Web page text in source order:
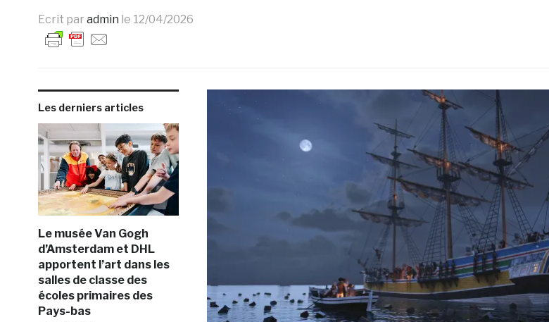
Ecrit par admin le 12/04/2026
Les derniers articles
Le musée Van Gogh
d’Amsterdam et DHL
apportent l’art dans les
salles de classe des
écoles primaires des
Pays-bas